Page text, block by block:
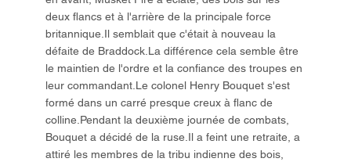
deux flancs et à l'arrière de la principale force
britannique.Il semblait que c'était à nouveau la
défaite de Braddock.La différence cela semble être
le maintien de l'ordre et la confiance des troupes en
leur commandant.Le colonel Henry Bouquet s'est
formé dans un carré presque creux à flanc de
colline.Pendant la deuxième journée de combats,
Bouquet a décidé de la ruse.Il a feint une retraite, a
attiré les membres de la tribu indienne des bois,